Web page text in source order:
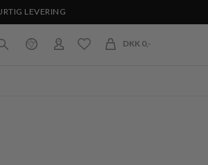
LEVERING
DKK 0,-